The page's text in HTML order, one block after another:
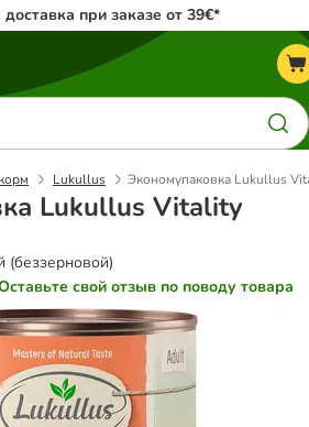
доставка при заказе от 39€*
Lukullus Экономупаковка Lukullus
Lukullus Vitality
(беззерновой)
свой отзыв по поводу товара